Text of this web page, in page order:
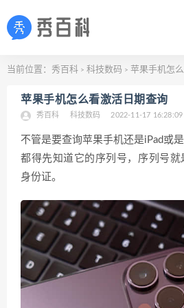
当前位置： 秀百科 > 科技数码 > 苹果手机怎
苹果手机怎么看激活日期查询
秀百科 科技数码 2022-11-17 16:28:09
不管是要查询苹果手机还是iPad或
都得先知道它的序列号，序列号
身份证。